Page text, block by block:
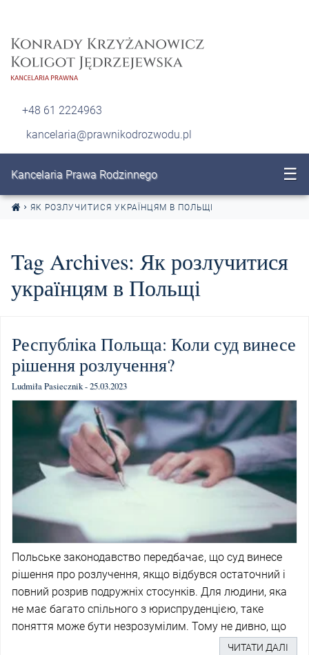
+48 61 2224963
kancelaria@prawnikodrozwodu.pl
Kancelaria Prawa Rodzinnego ☰
ЯК РОЗЛУЧИТИСЯ УКРАЇНЦЯМ В ПОЛЬЩІ
Tag Archives: Як розлучитися
українцям в Польщі
Республіка Польща: Коли суд винесе
рішення розлучення?
Ludmiła Pasiecznik - 25.03.2023
Польське законодавство передбачає, що суд винесе
рішення про розлучення, якщо відбувся остаточний і
повний розрив подружніх стосунків. Для людини, яка
не має багато спільного з юриспруденцією, таке
поняття може бути незрозумілим. Тому не дивно, що
ЧИТАТИ ДАЛІ